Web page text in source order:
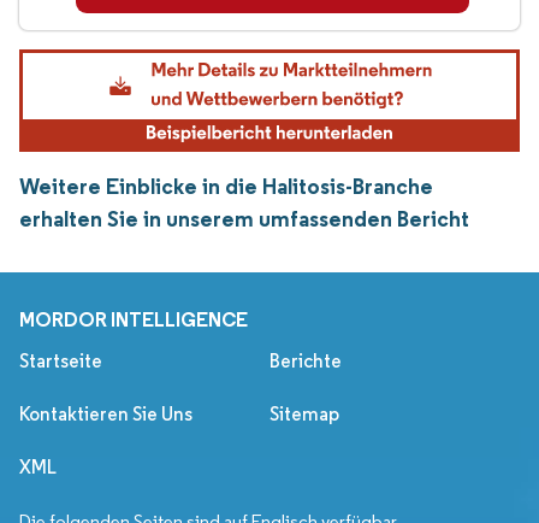
Weitere Einblicke in die Halitosis-Branche
erhalten Sie in unserem umfassenden Bericht
MORDOR INTELLIGENCE
Startseite Berichte
Kontaktieren Sie Uns Sitemap
XML